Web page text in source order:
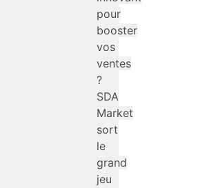
pour
booster
vos
ventes
?
SDA
Market
sort
le
grand
jeu